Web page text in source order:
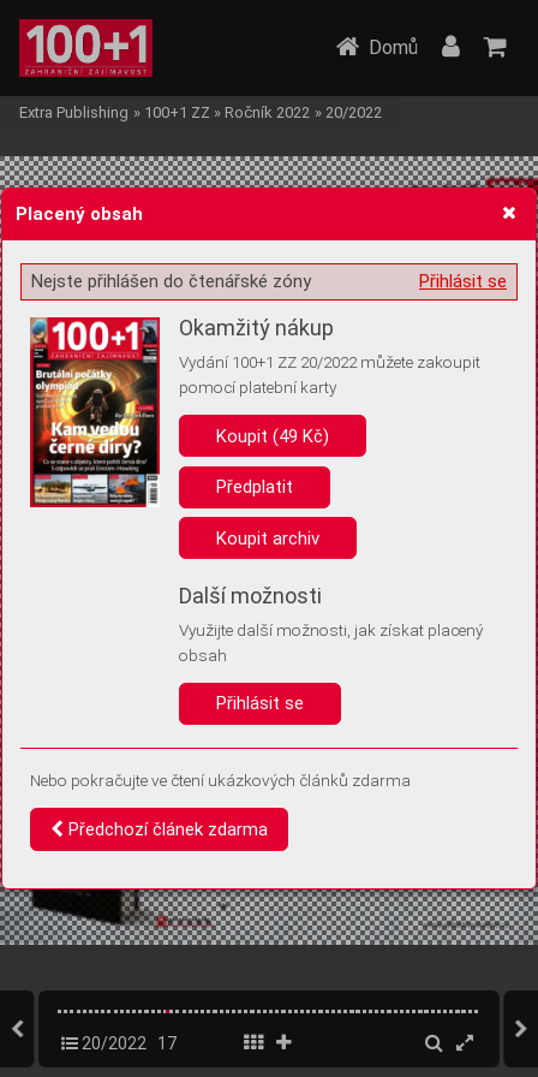
Žádost o souhlas s ukládáním volitelných informací
Pro základní fungování webu nepotřebujeme ukládat žádné informace
(tzv. cookies apod.). Rádi bychom vás ale požádali o souhlas s
uložením volitelných informací:
Anonymní unikátní ID
Díky němu příště poznáme, že se jedná o stejné zařízení, a
Identifikátor je zcela anonymní.
Vaše souhlasy a odmítnutí si ukládáme do vašeho zařízení, abychom se
vás už příště znovu neptali. Můžete je kdykoli později upravit ve Správě
Domů
Extra Publishing » 100+1 ZZ » Ročník 2022 » 20/2022
20/2022 17
Placený obsah
Přihlásit se
Nejste přihlášen do čtenářské zóny
Okamžitý nákup
Vydání 100+1 ZZ 20/2022 můžete zakoupit
pomocí platební karty
Koupit (49 Kč)
Předplatit
Koupit archiv
Další možnosti
Využijte další možnosti, jak získat placený
obsah
Přihlásit se
Nebo pokračujte ve čtení ukázkových článků zdarma
Předchozí článek zdarma